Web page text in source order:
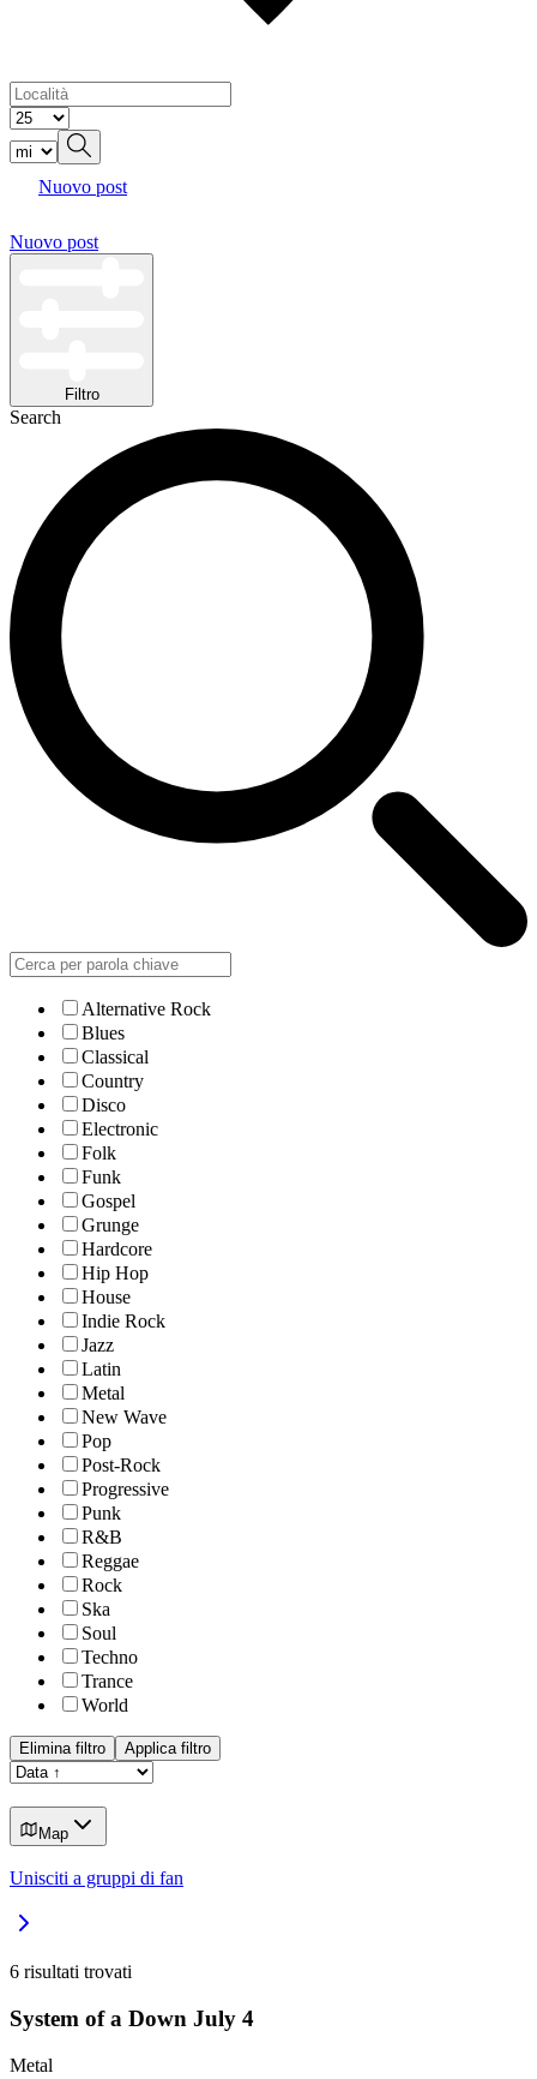
Nuovo post
Nuovo post
Filtro
Search
Alternative Rock
Blues
Classical
Country
Disco
Electronic
Folk
Funk
Gospel
Grunge
Hardcore
Hip Hop
House
Indie Rock
Jazz
Latin
Metal
New Wave
Pop
Post-Rock
Progressive
Punk
R&B
Reggae
Rock
Ska
Soul
Techno
Trance
World
Elimina filtro Applica filtro
Map
Unisciti a gruppi di fan
6 risultati trovati
System of a Down July 4
Metal